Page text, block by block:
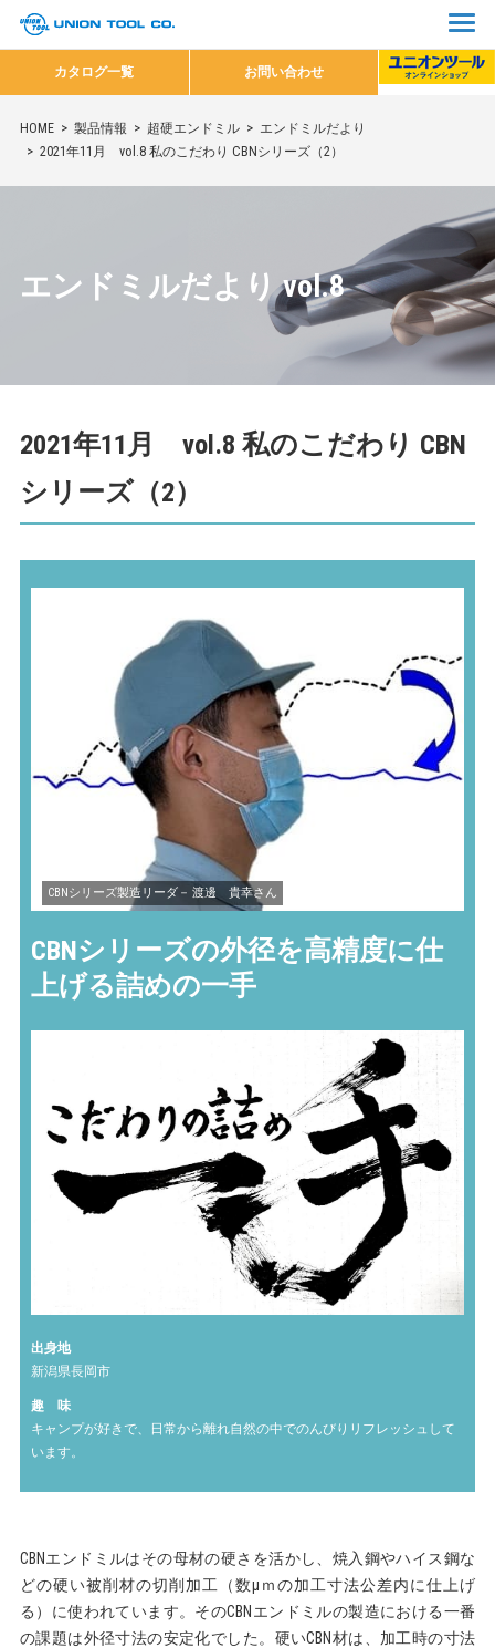
カタログ一覧 お問い合わせ
HOME 製品情報 超硬エンドミル
エンドミルだより
2021年11月 vol.8 私のこだわり CBNシリーズ（2）
エンドミルだより vol.8
2021年11月 vol.8 私のこだわり CBN
シリーズ（2）
CBNシリーズ製造リーダ－ 渡邊 貴幸さん
CBNシリーズの外径を高精度に仕
上げる詰めの一手
出身地
新潟県長岡市
趣 味
キャンプが好きで、日常から離れ自然の中でのんびりリフレッシュして
います。
CBNエンドミルはその母材の硬さを活かし、焼入鋼やハイス鋼な
どの硬い被削材の切削加工（数μｍの加工寸法公差内に仕上げ
る）に使われています。そのCBNエンドミルの製造における一番
の課題は外径寸法の安定化でした。硬いCBN材は、加工時の寸法